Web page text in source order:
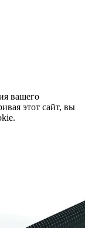
вашего
этот сайт, вы